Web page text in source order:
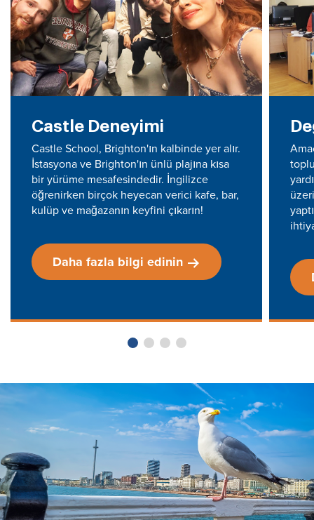
Castle Deneyimi
Castle School, Brighton'ın kalbinde yer alır.
İstasyona ve Brighton'ın ünlü plajına kısa
bir yürüme mesafesindedir. İngilizce
öğrenirken birçok heyecan verici kafe, bar,
kulüp ve mağazanın keyfini çıkarın!
Daha fazla bilgi edinin